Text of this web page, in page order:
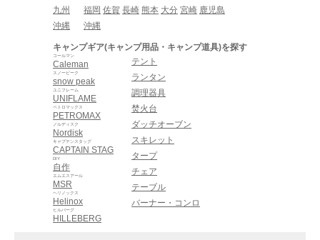
九州
福岡 佐賀 長崎 熊本 大分 宮崎 鹿児島
沖縄
沖縄
キャンプギア(キャンプ用品・キャンプ道具)を探す
Caleman
コールマン
snow peak
スノーピーク
UNIFLAME
ユニフレーム
PETROMAX
ペトロマックス
Nordisk
ノルディスク
CAPTAIN STAG
キャプテンスタッグ
自作
DIY
MSR
エムエスアール
Helinox
ヘリノックス
HILLEBERG
ヒルバーグ
テント
ランタン
調理器具
焚火台
ダッチオーブン
スキレット
タープ
チェア
テーブル
バーナー・コンロ